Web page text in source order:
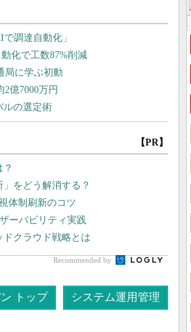
【PR】
をどう解消する？
体制刷新のコツ
ーバビリティ実践
クラウド戦略とは
Recommended by
ン トップ システム運用管理